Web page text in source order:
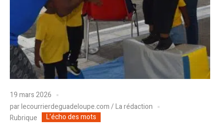
19 mars 2026
parlecourrierdeguadeloupe.com / La rédaction
Rubrique
L’écho des mots